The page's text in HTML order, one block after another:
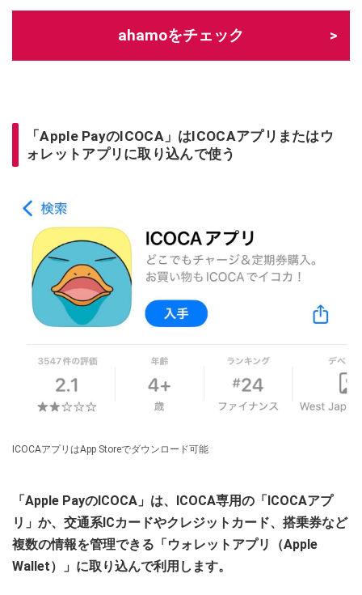
ahamoをチェック
「Apple PayのICOCA」はICOCAアプリまたはウ
ォレットアプリに取り込んで使う
ICOCAアプリはApp Storeでダウンロード可能
「Apple PayのICOCA」は、ICOCA専用の「ICOCAアプ
リ」か、交通系ICカードやクレジットカード、搭乗券など
複数の情報を管理できる「ウォレットアプリ（Apple
Wallet）」に取り込んで利用します。